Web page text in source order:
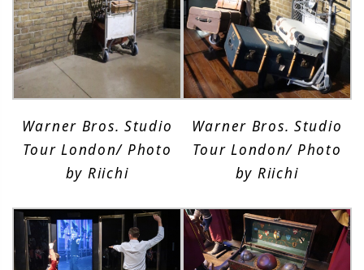
Warner Bros. Studio
Tour London/ Photo
by Riichi
Warner Bros. Studio
Tour London/ Photo
by Riichi